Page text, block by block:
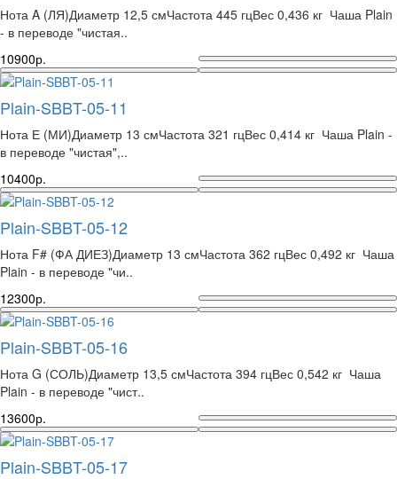
Нота A (ЛЯ)Диаметр 12,5 смЧастота 445 гцВес 0,436 кг Чаша Plain
- в переводе "чистая..
10900р.
Plain-SBBT-05-11
Нота Е (МИ)Диаметр 13 смЧастота 321 гцВес 0,414 кг Чаша Plain -
в переводе "чистая",..
10400р.
Plain-SBBT-05-12
Нота F# (ФА ДИЕЗ)Диаметр 13 смЧастота 362 гцВес 0,492 кг Чаша
Plain - в переводе "чи..
12300р.
Plain-SBBT-05-16
Нота G (СОЛЬ)Диаметр 13,5 смЧастота 394 гцВес 0,542 кг Чаша
Plain - в переводе "чист..
13600р.
Plain-SBBT-05-17